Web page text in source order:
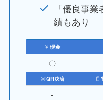
「優良事
績もあり
現金
〇
QR決済
‐